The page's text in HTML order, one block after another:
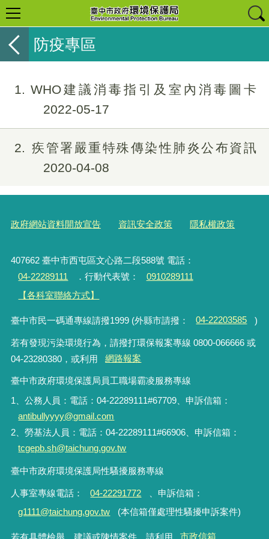
防疫專區
1
WHO建議消毒指引及室內消毒圖卡
2022-05-17
2
疾管署嚴重特殊傳染性肺炎公布資訊
2020-04-08
政府網站資料開放宣告 資訊安全政策 隱私權政策
407662 臺中市西屯區文心路二段588號 電話：
04-22289111
．行動代表號：
0910289111
【各科室聯絡方式】
臺中市民一碼通專線請撥1999 (外縣市請撥： 04-22203585 )
若有發現污染環境行為，請撥打環保報案專線 0800-066666 或
04-23280380，或利用
網路報案
臺中市政府環境保護局員工職場霸凌服務專線
1、公務人員：電話：04-22289111#67709、申訴信箱：
antibullyyyy@gmail.com
2、勞基法人員：電話：04-22289111#66906、申訴信箱：
tcgepb.sh@taichung.gov.tw
臺中市政府環境保護局性騷擾服務專線
人事室專線電話： 04-22291772 、申訴信箱 ：
g1111@taichung.gov.tw
(本信箱僅處理性騷擾申訴案件)
若有具體檢舉、建議或陳情案件，請利用 市政信箱